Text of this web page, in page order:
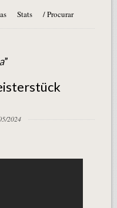
Stats / Procurar
”
2024